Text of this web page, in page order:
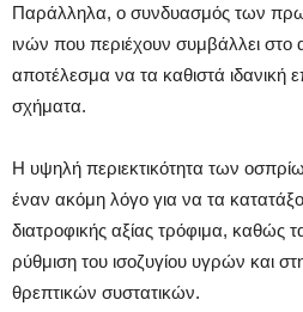
Παράλληλα, ο συνδυασμός των
ινών που περιέχουν συμβάλλει
αποτέλεσμα να τα καθιστά ιδανική
σχήματα.
Η υψηλή περιεκτικότητα των
έναν ακόμη λόγο για να τα
διατροφικής αξίας τρόφιμα, καθώς
ρύθμιση του ισοζυγίου υγρών και
θρεπτικών συστατικών.